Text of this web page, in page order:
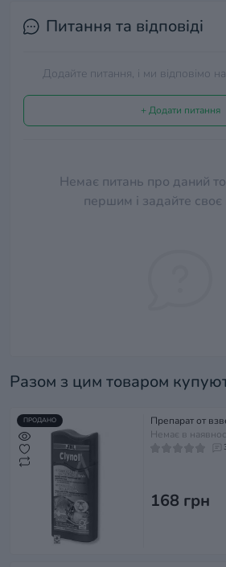
Питання та відповіді
Додайте питання, і ми відповімо
+ Додати питання
Немає питань про даний
першим і задайте своє
Разом з цим товаром
ПРОДАНО
Препарат от
Немає в
168 грн